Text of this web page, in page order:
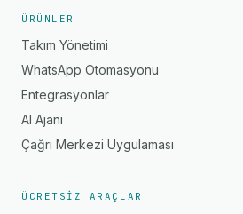
ÜRÜNLER
Takım Yönetimi
WhatsApp Otomasyonu
Entegrasyonlar
AI Ajanı
Çağrı Merkezi Uygulaması
ÜCRETSIZ ARAÇLAR